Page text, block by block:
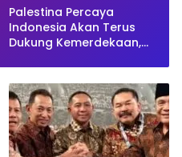
Palestina Percaya
Indonesia Akan Terus
Dukung Kemerdekaan,
Presiden Prabowo